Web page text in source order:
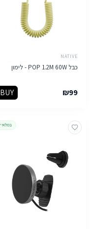
NATIVE
כבל POP 1.2M 60W - לימון
₪99
BUY
במלאי